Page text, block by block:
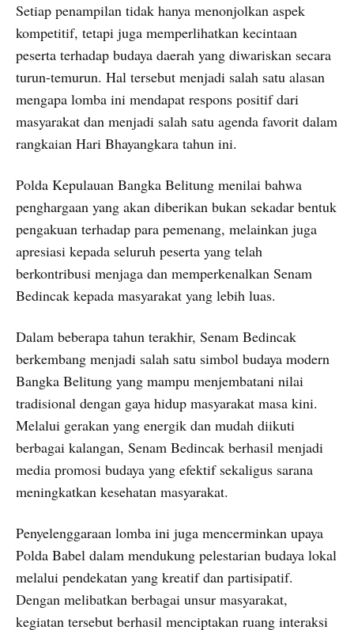
Setiap penampilan tidak hanya menonjolkan aspek
kompetitif, tetapi juga memperlihatkan kecintaan
peserta terhadap budaya daerah yang diwariskan secara
turun-temurun. Hal tersebut menjadi salah satu alasan
mengapa lomba ini mendapat respons positif dari
masyarakat dan menjadi salah satu agenda favorit dalam
rangkaian Hari Bhayangkara tahun ini.
Polda Kepulauan Bangka Belitung menilai bahwa
penghargaan yang akan diberikan bukan sekadar bentuk
pengakuan terhadap para pemenang, melainkan juga
apresiasi kepada seluruh peserta yang telah
berkontribusi menjaga dan memperkenalkan Senam
Bedincak kepada masyarakat yang lebih luas.
Dalam beberapa tahun terakhir, Senam Bedincak
berkembang menjadi salah satu simbol budaya modern
Bangka Belitung yang mampu menjembatani nilai
tradisional dengan gaya hidup masyarakat masa kini.
Melalui gerakan yang energik dan mudah diikuti
berbagai kalangan, Senam Bedincak berhasil menjadi
media promosi budaya yang efektif sekaligus sarana
meningkatkan kesehatan masyarakat.
Penyelenggaraan lomba ini juga mencerminkan upaya
Polda Babel dalam mendukung pelestarian budaya lokal
melalui pendekatan yang kreatif dan partisipatif.
Dengan melibatkan berbagai unsur masyarakat,
kegiatan tersebut berhasil menciptakan ruang interaksi